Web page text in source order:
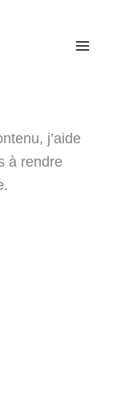
j’aide
à rendre